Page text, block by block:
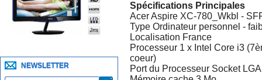
NEWSLETTER
Spécifications Principales
Acer Aspire XC-780_Wkbl -
Type Ordinateur personnel -
Localisation France
Processeur 1 x Intel Core i3
coeur)
Port du Processeur Socket